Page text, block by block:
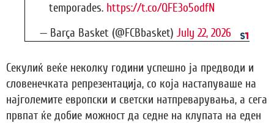
temporades. https://t.co/QFE3o5odfN
— Barça Basket (@FCBbasket) July 22, 2026
Секулиќ веќе неколку години успешно ја предводи и
словенечката репрезентација, со која настапуваше на
најголемите европски и светски натпреварувања, а сега
првпат ќе добие можност да седне на клупата на еден